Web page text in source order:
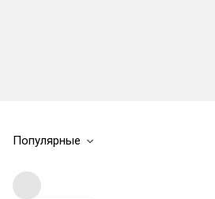
Популярные